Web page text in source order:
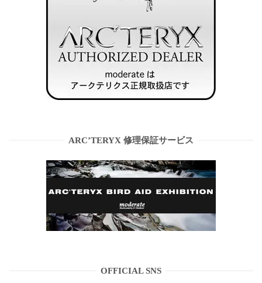
ARC’TERYX 修理保証サービス
OFFICIAL SNS